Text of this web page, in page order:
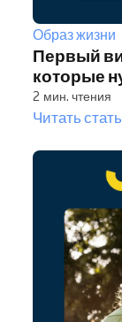
Образ жизни
Первый
которые
2 мин. чтения
Читать